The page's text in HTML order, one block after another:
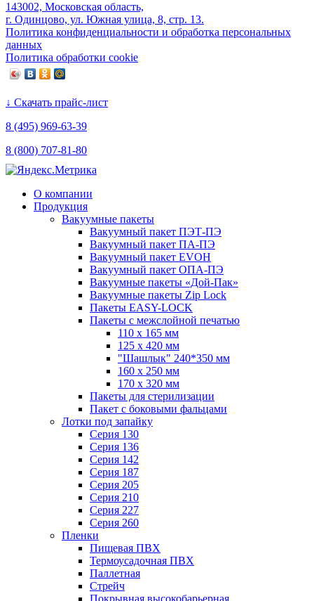
143002, Московская область,
г. Одинцово, ул. Южная улица, 8, стр. 13.
Политика конфиденциальности и обработка персональных
данных
Политика обработки cookie
↓ Скачать прайс-лист
8 (495) 969-63-39
8 (800) 707-81-80
О компании
Продукция
Вакуумные пакеты
Вакуумный пакет ПЭТ-ПЭ
Вакуумный пакет ПА-ПЭ
Вакуумный пакет EVOH
Вакуумный пакет ОПА-ПЭ
Вакуумные пакеты «Дой-Пак»
Вакуумные пакеты Zip Lock
Пакеты EASY-LOCK
Пакеты с межслойной печатью
110 x 165 мм
125 x 420 мм
"Шашлык" 240*350 мм
160 x 250 мм
170 x 320 мм
Пакеты для стерилизации
Пакет с боковыми фальцами
Лотки под запайку
Серия 130
Серия 136
Серия 142
Серия 187
Серия 205
Серия 210
Серия 227
Серия 260
Пленки
Пищевая ПВХ
Термоусадочная ПВХ
Паллетная
Стрейч